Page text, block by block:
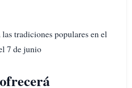
tradiciones populares en el
7 de junio